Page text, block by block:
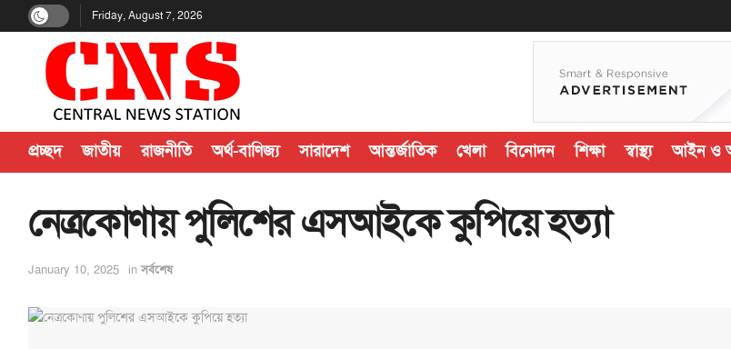
Friday, August 7, 2026
প্রচ্ছদ জাতীয় রাজনীতি অর্থ-বাণিজ্য সারাদেশ আন্তর্জাতিক খেলা বিনোদন শিক্ষা স্বাস্থ্য আইন ও
নেত্রকোণায় পুলিশের এসআইকে কুপিয়ে হত্যা
January 10, 2025 in সর্বশেষ